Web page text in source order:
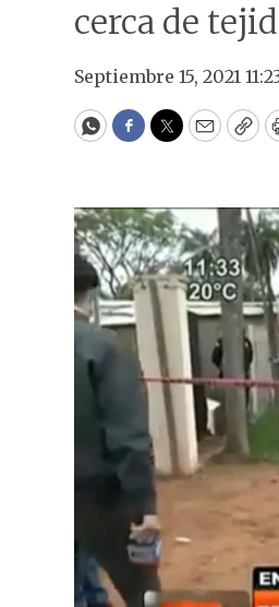
cerca de
Septiembre 15, 2021
WhatsApp
Facebook
Twitter
Email